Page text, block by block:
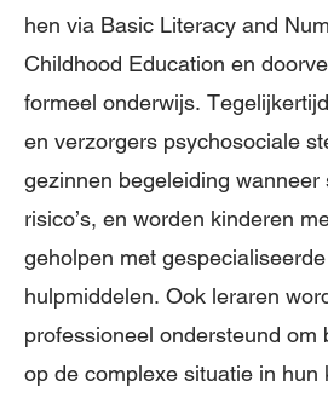
hen via Basic Literacy and
Childhood Education en
formeel onderwijs.
en verzorgers psychosociale
gezinnen begeleiding wanneer
risico’s, en worden kinderen
geholpen met
hulpmiddelen. Ook leraren
professioneel ondersteund om
op de complexe situatie in hun